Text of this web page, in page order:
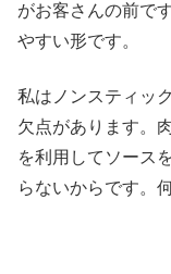
がお客さんの前で
やすい形です。
私はノンスティッ
欠点があります。
を利用してソース
らないからです。